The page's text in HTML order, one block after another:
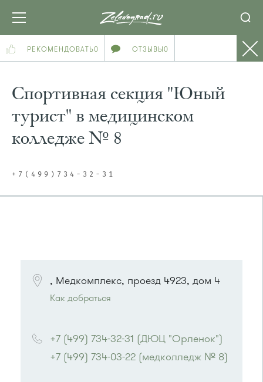
РЕКОМЕНДОВАТЬ0 ОТЗЫВЫ0
Спортивная секция "Юный
турист" в медицинском
колледже № 8
+7(499)734-32-31
, Медкомплекс, проезд 4923, дом 4
Как добраться
Автобусы № 10, 19, 31
+7 (499) 734-32-31 (ДЮЦ "Орленок")
+7 (499) 734-03-22 (медколледж № 8)